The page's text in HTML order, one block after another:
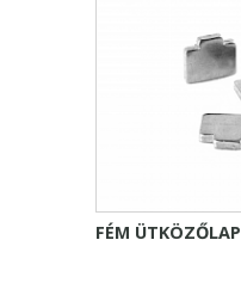
FÉM ÜTKÖZŐLAP